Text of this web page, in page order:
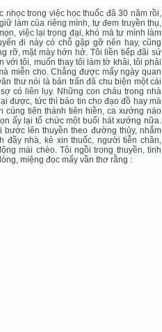
trong việc học thuốc đã 30 năm rồi,
làm của riêng mình, tự đem truyền thụ,
việc lại trọng đại, khó mà tự mình làm
đi này có chỗ gặp gỡ nên hay, cũng
rỡ, mặt mày hớn hở. Tôi liền tiếp đãi sứ
với tôi, muốn thay tôi làm tờ khải, tôi phải
miễn cho. Chẳng được mấy ngày quan
thư nói là bản trấn đã chu biện một cái
có liên lụy. Những con cháu trong nhà
được, tức thì báo tin cho đạo đồ hay mà
cúng tiên thánh tiên hiền, ca xướng náo
ấy lại tổ chức một buổi hát xướng nữa.
lên thuyền theo đường thủy, nhắm
đầy nhà, kẻ xin thuốc, người tiễn chân,
mái chèo. Tôi ngồi trong thuyền, tình
miệng đọc mấy vần thơ rằng :